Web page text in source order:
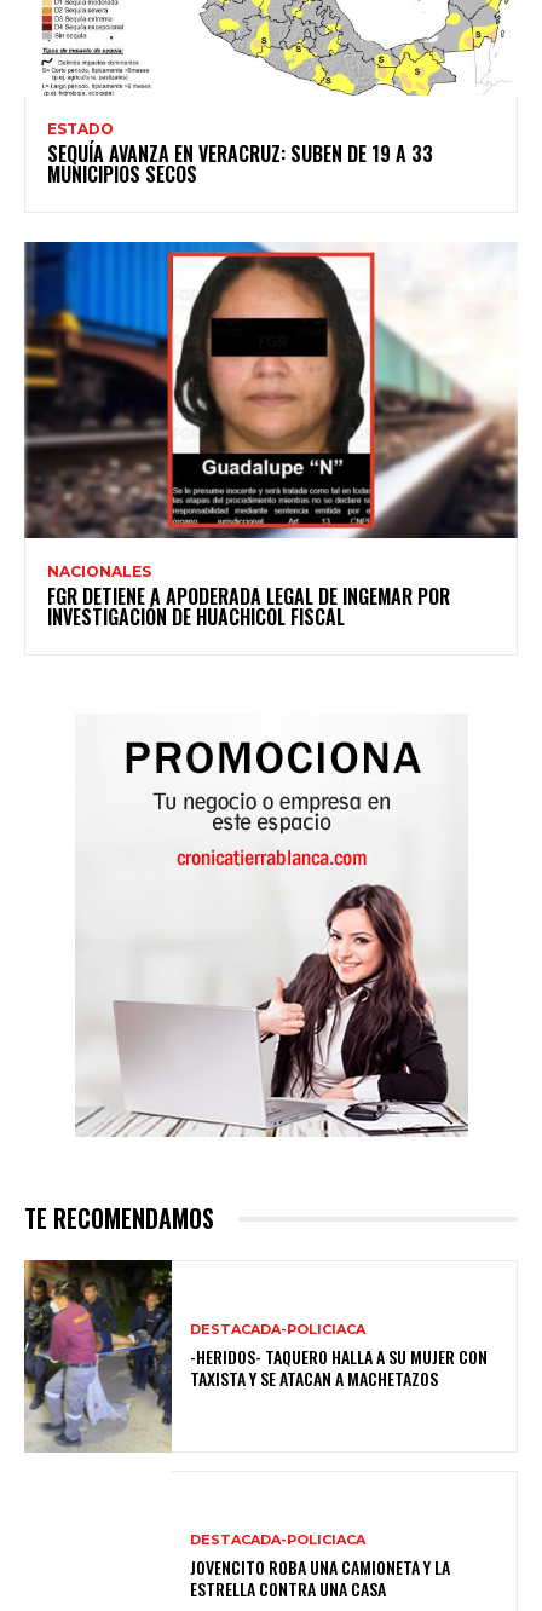
ESTADO
SEQUÍA AVANZA EN VERACRUZ: SUBEN DE 19 A 33
MUNICIPIOS SECOS
NACIONALES
FGR DETIENE A APODERADA LEGAL DE INGEMAR POR
INVESTIGACIÓN DE HUACHICOL FISCAL
TE RECOMENDAMOS
DESTACADA-POLICIACA
-HERIDOS- TAQUERO HALLA A SU MUJER CON
TAXISTA Y SE ATACAN A MACHETAZOS
DESTACADA-POLICIACA
JOVENCITO ROBA UNA CAMIONETA Y LA
ESTRELLA CONTRA UNA CASA